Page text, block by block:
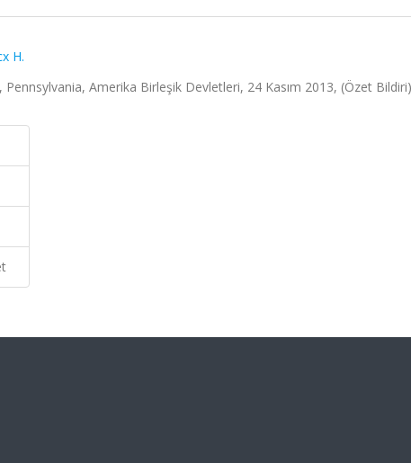
H.
Amerika Birleşik Devletleri, 24 Kasım 2013, (Özet Bildiri)